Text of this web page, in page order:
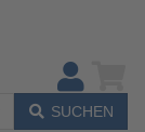
SUCHEN